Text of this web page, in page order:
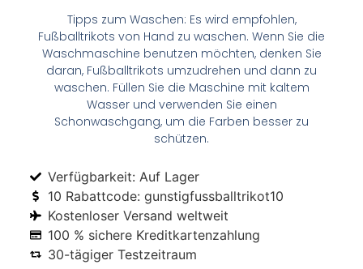
Tipps zum Waschen: Es wird empfohlen,
Fußballtrikots von Hand zu waschen. Wenn Sie die
Waschmaschine benutzen möchten, denken Sie
daran, Fußballtrikots umzudrehen und dann zu
waschen. Füllen Sie die Maschine mit kaltem
Wasser und verwenden Sie einen
Schonwaschgang, um die Farben besser zu
schützen.
Verfügbarkeit: Auf Lager
10 Rabattcode: gunstigfussballtrikot10
Kostenloser Versand weltweit
100 % sichere Kreditkartenzahlung
30-tägiger Testzeitraum